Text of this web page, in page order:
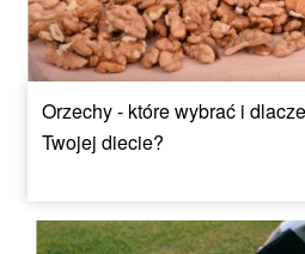
Orzechy - które wybrać i
Twojej diecie?